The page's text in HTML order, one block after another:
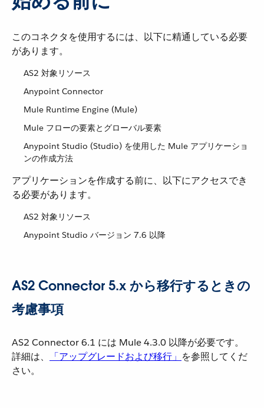
このコネクタを使用するには、以下に精通している必要
があります。
AS2 対象リソース
Anypoint Connector
Mule Runtime Engine (Mule)
Mule フローの要素とグローバル要素
Anypoint Studio (Studio) を使用した Mule アプリケーショ
ンの作成方法
アプリケーションを作成する前に、以下にアクセスでき
る必要があります。
AS2 対象リソース
Anypoint Studio バージョン 7.6 以降
AS2 Connector 5.x から移行するときの
考慮事項
AS2 Connector 6.1 には Mule 4.3.0 以降が必要です。
詳細は、​
「アップグレードおよび移行」 ​を参照してくだ
さい。